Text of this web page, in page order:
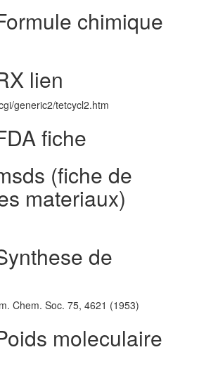
chimique
lien
generic2/tetcycl2.htm
fiche
(fiche de
materiaux)
de
Chem. Soc. 75, 4621 (1953)
moleculaire